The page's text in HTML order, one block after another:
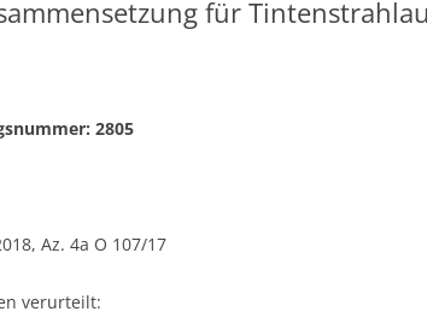
für
2805
Az. 4a O 107/17
verurteilt: